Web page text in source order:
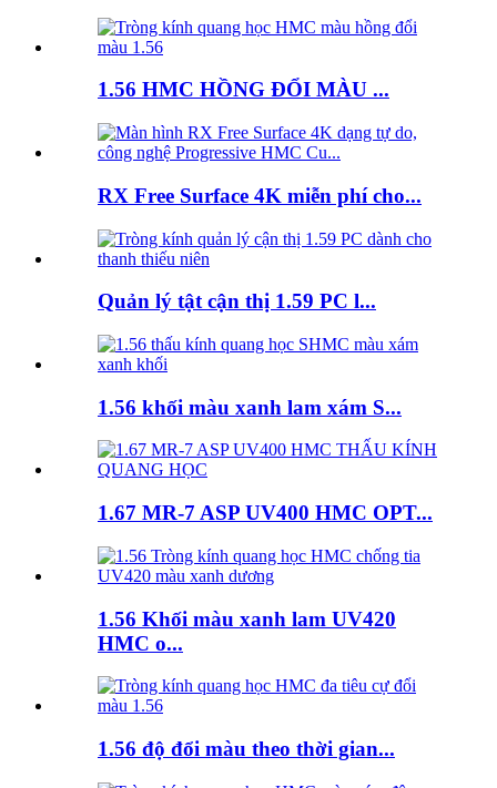
1.56 HMC HỒNG ĐỔI MÀU ...
RX Free Surface 4K miễn phí cho...
Quản lý tật cận thị 1.59 PC l...
1.56 khối màu xanh lam xám S...
1.67 MR-7 ASP UV400 HMC OPT...
1.56 Khối màu xanh lam UV420
HMC o...
1.56 độ đổi màu theo thời gian...